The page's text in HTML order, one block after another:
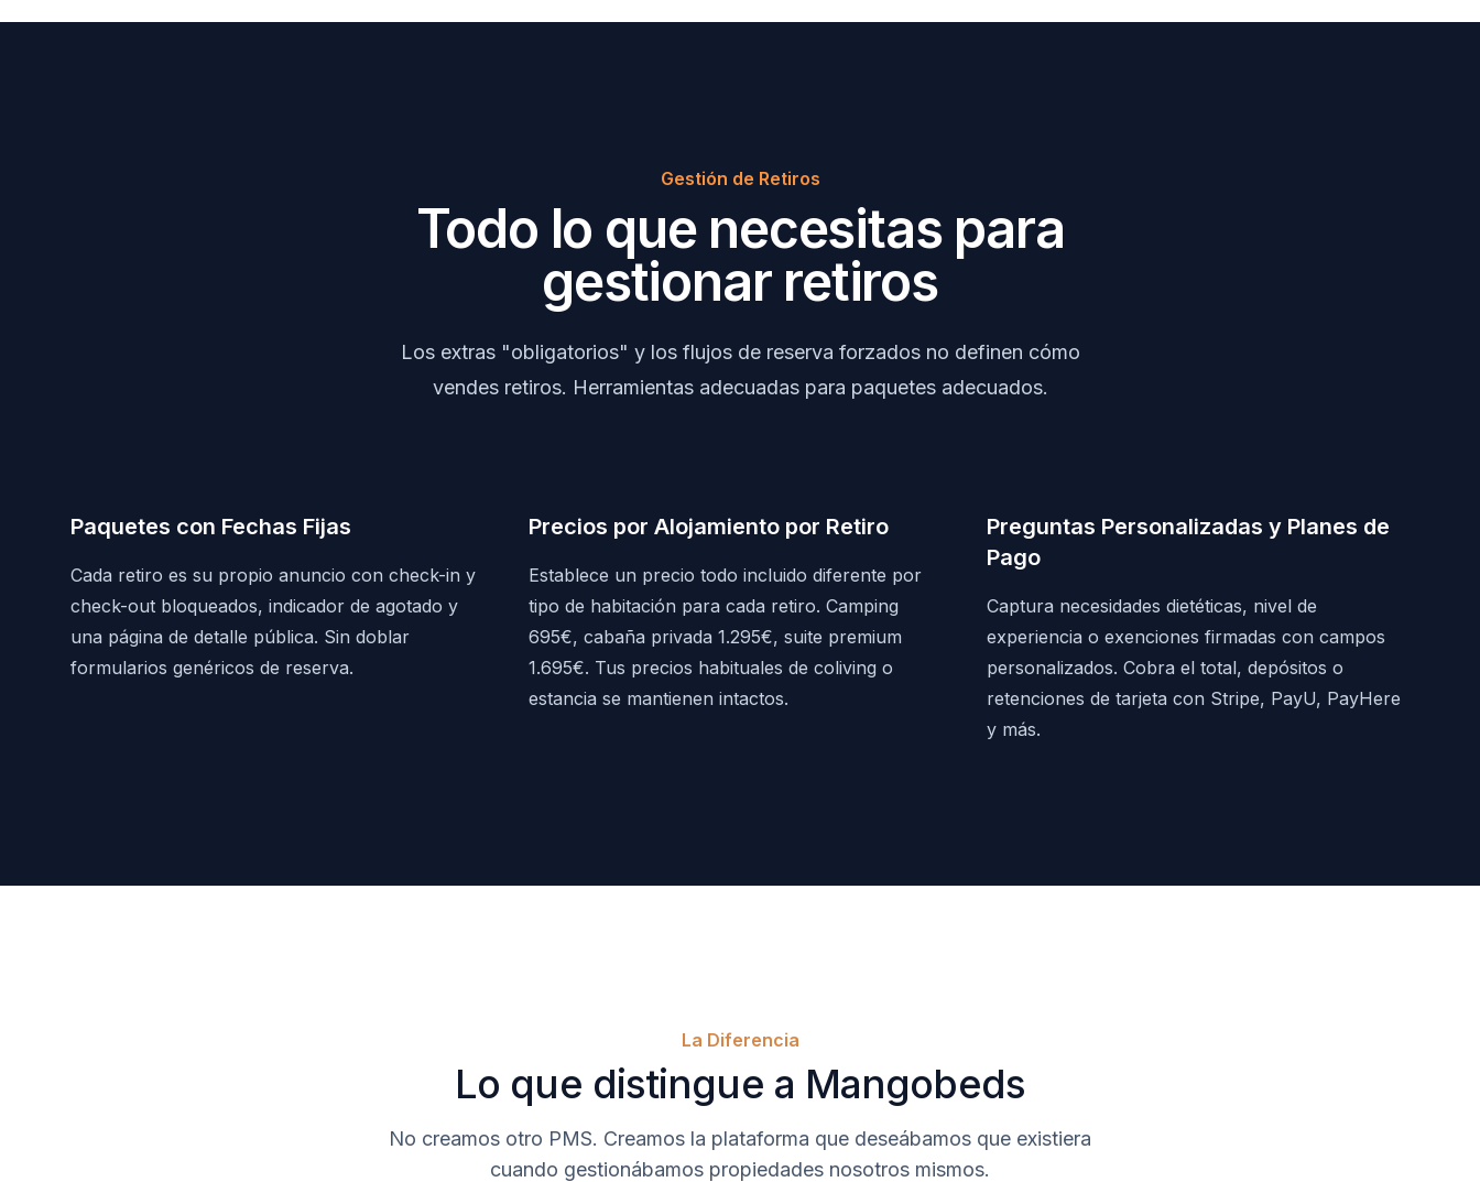
Gestión de Retiros
Todo lo que necesitas para
gestionar retiros
Los extras "obligatorios" y los flujos de reserva forzados no definen cómo
vendes retiros. Herramientas adecuadas para paquetes adecuados.
Paquetes con Fechas Fijas
Cada retiro es su propio anuncio con check-in y
check-out bloqueados, indicador de agotado y
una página de detalle pública. Sin doblar
formularios genéricos de reserva.
Precios por Alojamiento por Retiro
Establece un precio todo incluido diferente por
tipo de habitación para cada retiro. Camping
695€, cabaña privada 1.295€, suite premium
1.695€. Tus precios habituales de coliving o
estancia se mantienen intactos.
Preguntas Personalizadas y Planes de
Pago
Captura necesidades dietéticas, nivel de
experiencia o exenciones firmadas con campos
personalizados. Cobra el total, depósitos o
retenciones de tarjeta con Stripe, PayU, PayHere
y más.
La Diferencia
Lo que distingue a Mangobeds
No creamos otro PMS. Creamos la plataforma que deseábamos que existiera
cuando gestionábamos propiedades nosotros mismos.